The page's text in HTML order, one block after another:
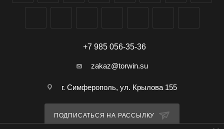
Ваше хозяйство (ВХ) можно заказать и купить оптом в
+7 985 056-35-36
zakaz@torwin.su
г. Симферополь, ул. Крылова 155
ПОДПИСАТЬСЯ НА РАССЫЛКУ